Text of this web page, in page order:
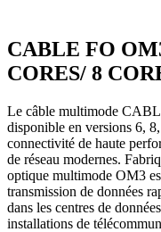
CABLE FO
CORES/ 8
Le câble multimode
disponible en versions 6,
connectivité de haute
de réseau modernes.
optique multimode OM3
transmission de données
dans les centres de
installations de